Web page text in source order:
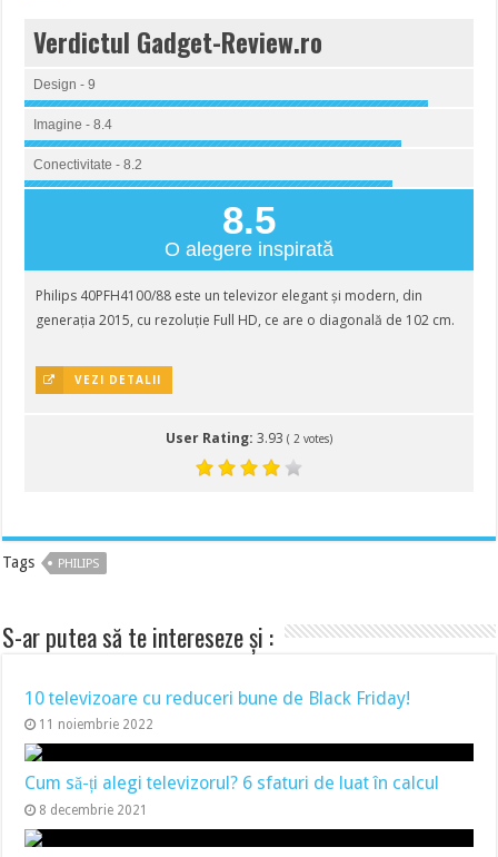
Verdictul Gadget-Review.ro
Design - 9
Imagine - 8.4
Conectivitate - 8.2
8.5
O alegere inspirată
Philips 40PFH4100/88 este un televizor elegant și modern, din
generația 2015, cu rezoluție Full HD, ce are o diagonală de 102 cm.
VEZI DETALII
User Rating: 3.93 ( 2votes)
Tags PHILIPS
S-ar putea să te intereseze și :
10 televizoare cu reduceri bune de Black Friday!
11 noiembrie 2022
Cum să-ți alegi televizorul? 6 sfaturi de luat în calcul
8 decembrie 2021